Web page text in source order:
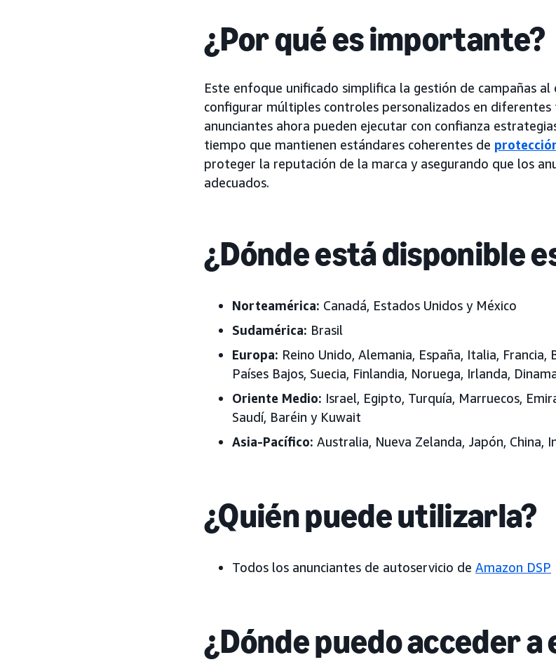
¿Por qué es importante?
Este enfoque unificado simplifica la gestión de campañas al
configurar múltiples controles personalizados en
anunciantes ahora pueden ejecutar con confianza
tiempo que mantienen estándares coherentes de
proteger la reputación de la marca y asegurando que los
adecuados.
¿Dónde está disponible
Norteamérica: Canadá, Estados Unidos y México
Sudamérica: Brasil
Europa: Reino Unido, Alemania, España, Italia, Francia,
Países Bajos, Suecia, Finlandia, Noruega, Irlanda,
Oriente Medio: Israel, Egipto, Turquía, Marruecos,
Saudí, Baréin y Kuwait
Asia-Pacífico: Australia, Nueva Zelanda, Japón, China,
¿Quién puede utilizarla?
Todos los anunciantes de autoservicio de Amazon DSP
¿Dónde puedo acceder